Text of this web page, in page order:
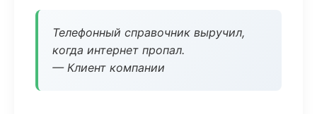
Телефонный справочник выручил,
когда интернет пропал.
— Клиент компании